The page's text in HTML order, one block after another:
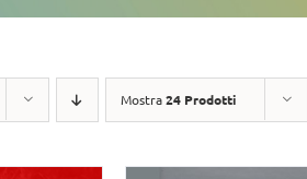
Mostra24 Prodotti